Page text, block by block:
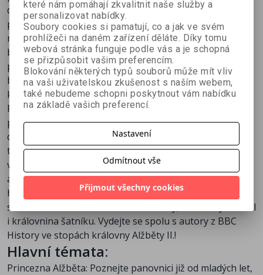
doslova celý svět. Na trůnu vydržela ze všech žijících
panovníků nejdéle a v dlouhověkosti se jí také žádný
nevyrovná. Když se Alžběta II. v dubnu 1926 narodila,
britskou společnost stále trápily sotva zhojené jizvy
první světové války. Od těch dob Velká Británie prošla
bouřlivými změnami, jedna věc jí ovšem zůstala –
královna Alžběta.
Panovnici poznáte od mladých let, během nichž
princezna se ziskem koruny vůbec nepočítala, přes
druhoválečné období, sňatek a založení rodiny až k
triumfálním oslavám panovnických výročí. Seznámíme
vás s důležitými milníky, které formovaly dějiny Británie
a okolního světa, a v nichž se královna projevila jako
hybatel velkých historických událostí. Nahlédnete do
soukromí rozvětvené královské rodiny, královských sídel
i královnina šatníku. Vydejte se spolu s autory z BBC
History ve stopách královny Alžběty II.!
Hlavní témata:
Princezna Alžběta: Poznejte panovnici již od mladých let,
které nám pomáhají zkvalitnit naše služby a
personalizovat nabídky.
Soubory cookies si pamatují, co a jak ve svém
prohlížeči na daném zařízení děláte. Díky tomu
webová stránka funguje podle vás a je schopná
se přizpůsobit vašim preferencím.
Blokování některých typů souborů může mít vliv
na vaši uživatelskou zkušenost s naším webem,
také nebudeme schopni poskytnout vám nabídku
na základě vašich preferencí.
Nastavení
Odmítnout vše
Přijmout všechny cookies